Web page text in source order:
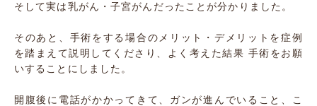
そして実は乳がん・子宮がんだったことが分かりました。
そのあと、手術をする場合のメリット・デメリットを症例
を踏まえて説明してくださり、よく考えた結果 手術をお願
いすることにしました。
開腹後に電話がかかってきて、ガンが進んでいること、こ